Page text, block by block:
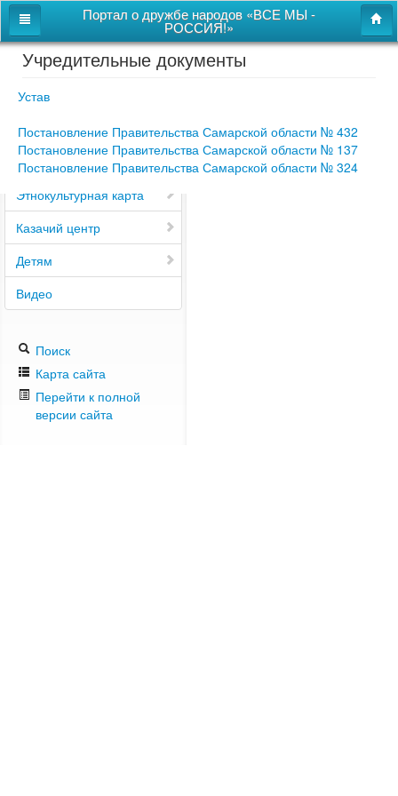
Портал о дружбе народов «ВСЕ МЫ -
РОССИЯ!»
Главная
Дом дружбы народов
Новости
СВОи
Этнокультурная карта
Казачий центр
Детям
Видео
Поиск
Карта сайта
Перейти к полной
версии сайта
Учредительные документы
Устав
Постановление Правительства Самарской области № 432
Постановление Правительства Самарской области № 137
Постановление Правительства Самарской области № 324